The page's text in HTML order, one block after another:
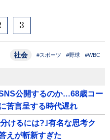
3
社会 #スポーツ #野球 #WBC
公開するのか…68歳コー
苦言呈する時代遅れ
けるには?｣有名な思考ク
えが斬新すぎた